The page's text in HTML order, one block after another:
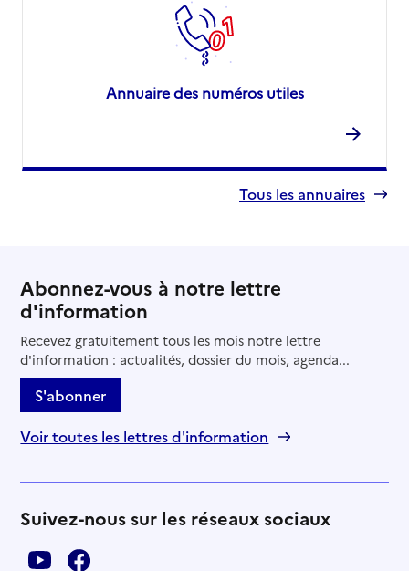
Annuaire des numéros utiles
Tous les annuaires
Abonnez-vous à notre lettre
d'information
Recevez gratuitement tous les mois notre lettre
d'information : actualités, dossier du mois, agenda...
S'abonner
Voir toutes les lettres d'information
Suivez-nous sur les réseaux sociaux